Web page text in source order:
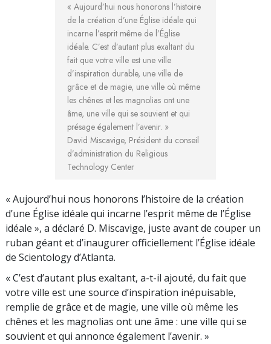
« Aujourd’hui nous honorons l’histoire
de la création d’une Église idéale qui
incarne l’esprit même de l’Église
idéale. C’est d’autant plus exaltant du
fait que votre ville est une ville
d’inspiration durable, une ville de
grâce et de magie, une ville où même
les chênes et les magnolias ont une
âme, une ville qui se souvient et qui
présage également l’avenir. »
David Miscavige, Président du conseil
d’administration du Religious
Technology Center
« Aujourd’hui nous honorons l’histoire de la création
d’une Église idéale qui incarne l’esprit même de l’Église
idéale », a déclaré D. Miscavige, juste avant de couper un
ruban géant et d’inaugurer officiellement l’Église idéale
de Scientology d’Atlanta.
« C’est d’autant plus exaltant, a-t-il ajouté, du fait que
votre ville est une source d’inspiration inépuisable,
remplie de grâce et de magie, une ville où même les
chênes et les magnolias ont une âme : une ville qui se
souvient et qui annonce également l’avenir. »